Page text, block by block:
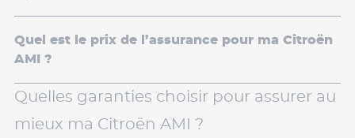
Quel est le prix de l’assurance pour ma Citroën
AMI ?
Quelles garanties choisir pour assurer au
mieux ma Citroën AMI ?